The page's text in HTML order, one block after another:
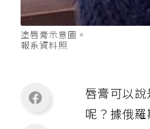
塗唇膏示意圖。
報系資料照
唇膏可以
呢？據俄